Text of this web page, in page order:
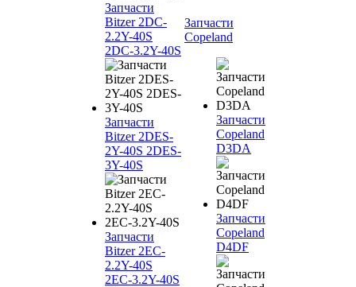
Запчасти
Bitzer 2DC-
2.2Y-40S
2DC-3.2Y-40S
Запчасти
Bitzer 2DES-
2Y-40S 2DES-
3Y-40S
Запчасти
Bitzer 2EC-
2.2Y-40S
2EC-3.2Y-40S
Запчасти
Copeland
Запчасти
Copeland
D3DA
Запчасти
Copeland
D4DF